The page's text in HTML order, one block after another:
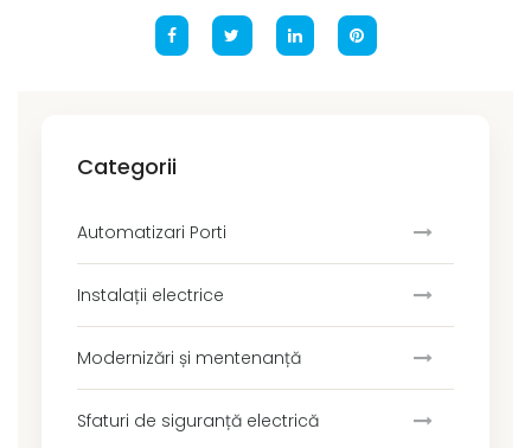
Categorii
Automatizari Porti
Instalații electrice
Modernizări și mentenanță
Sfaturi de siguranță electrică